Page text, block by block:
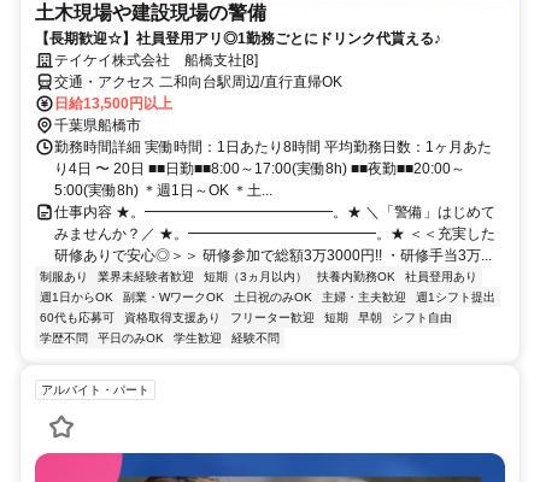
土木現場や建設現場の警備
【長期歓迎☆】社員登用アリ◎1勤務ごとにドリンク代貰える♪
テイケイ株式会社 船橋支社[8]
交通・アクセス 二和向台駅周辺/直行直帰OK
日給13,500円以上
千葉県船橋市
勤務時間詳細 実働時間：1日あたり8時間 平均勤務日数：1ヶ月あた
り4日 〜 20日 ■■日勤■■8:00～17:00(実働8h) ■■夜勤■■20:00～
5:00(実働8h) ＊週1日～OK ＊土...
仕事内容 ★。━━━━━━━━━━━━━。★ ＼「警備」はじめて
みませんか？／ ★。━━━━━━━━━━━━━。★ ＜＜充実した
研修ありで安心◎＞＞ 研修参加で総額3万3000円!! ・研修手当3万...
制服あり 業界未経験者歓迎 短期（3ヵ月以内） 扶養内勤務OK
社員登用あり
週1日からOK
副業・WワークOK 土日祝のみOK 主婦・主夫歓迎
週1シフト提出
60代も応募可
資格取得支援あり フリーター歓迎 短期 早朝
シフト自由
学歴不問
平日のみOK 学生歓迎 経験不問
アルバイト・パート